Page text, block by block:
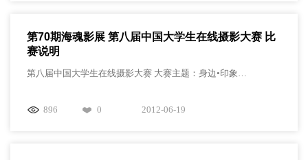
第70期海魂影展 第八届中国大学生在线摄影大赛 比
赛说明
第八届中国大学生在线摄影大赛 大赛主题：身边•印象…
896 0 2012-06-19